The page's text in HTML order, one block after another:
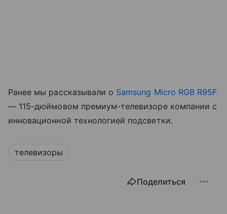
Ранее мы рассказывали о Samsung Micro RGB R95F
— 115-дюймовом премиум-телевизоре компании с
инновационной технологией подсветки.
телевизоры
Поделиться